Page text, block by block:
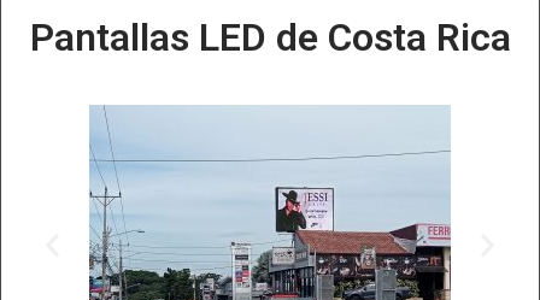
Pantallas LED de Costa Rica